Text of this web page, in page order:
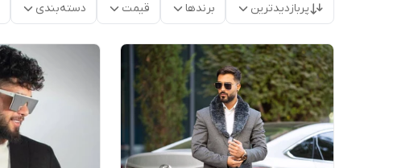
پربازدیدترین برندها قیمت دسته‌بندی